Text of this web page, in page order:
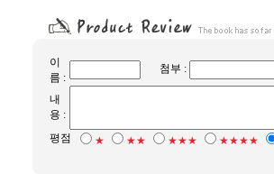
이
름 :
첨부 :
내
용 :
평점
★ ★★ ★★★ ★★★★